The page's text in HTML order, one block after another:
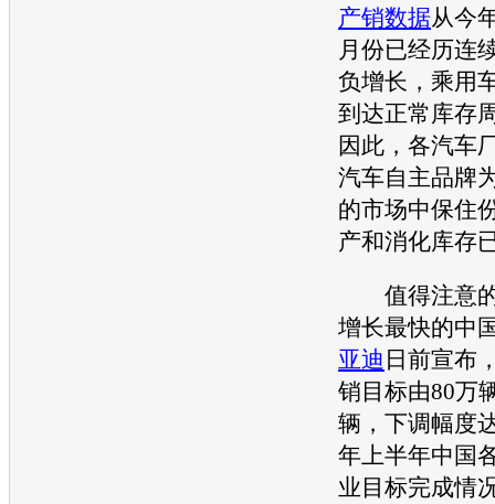
产销数据从今
月份已经历连
负增长，乘用
到达正常库存
因此，各汽车
汽车自主品牌
的市场中保住
产和消化库存
值得注意的
增长最快的中
亚迪 日前宣布
销目标由80万
辆，下调幅度
年上半年中国
业目标完成情